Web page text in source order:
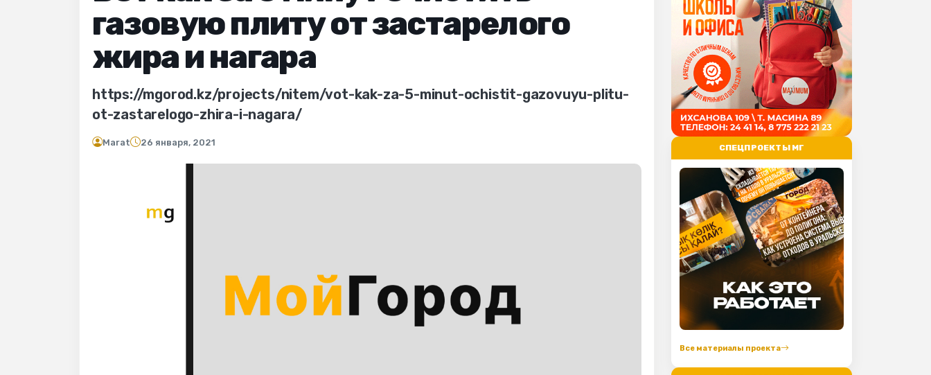
газовую плиту от застарелого
жира и нагара
https://mgorod.kz/projects/nitem/vot-kak-za-5-minut-ochistit-gazovuyu-plitu-
ot-zastarelogo-zhira-i-nagara/
Marat 26 января, 2021
СПЕЦПРОЕКТЫ МГ
Все материалы проекта